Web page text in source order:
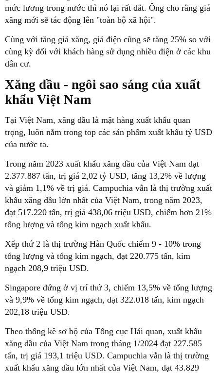
mức lương trong nước thì nó lại rất đắt. Ông cho rằng giá
xăng mới sẽ tác động lên "toàn bộ xã hội".
Cùng với tăng giá xăng, giá điện cũng sẽ tăng 25% so với
cùng kỳ đối với khách hàng sử dụng nhiều điện ở các khu
dân cư.
Xăng dầu - ngôi sao sáng của xuất
khẩu Việt Nam
Tại Việt Nam, xăng dầu là mặt hàng xuất khẩu quan
trọng, luôn nằm trong top các sản phẩm xuất khẩu tỷ USD
của nước ta.
Trong năm 2023 xuất khẩu xăng dầu của Việt Nam đạt
2.377.887 tấn, trị giá 2,02 tỷ USD, tăng 13,2% về lượng
và giảm 1,1% về trị giá. Campuchia vẫn là thị trường xuất
khẩu xăng dầu lớn nhất của Việt Nam, trong năm 2023,
đạt 517.220 tấn, trị giá 438,06 triệu USD, chiếm hơn 21%
tổng lượng và tổng kim ngạch xuất khẩu.
Xếp thứ 2 là thị trường Hàn Quốc chiếm 9 - 10% trong
tổng lượng và tổng kim ngạch, đạt 220.775 tấn, kim
ngạch 208,9 triệu USD.
Singapore đứng ở vị trí thứ 3, chiếm 13,5% về tổng lượng
và 9,9% về tổng kim ngạch, đạt 322.018 tấn, kim ngạch
202,18 triệu USD.
Theo thống kê sơ bộ của Tổng cục Hải quan, xuất khẩu
xăng dầu của Việt Nam trong tháng 1/2024 đạt 227.585
tấn, trị giá 193,1 triệu USD. Campuchia vẫn là thị trường
xuất khẩu xăng dầu lớn nhất của Việt Nam, đạt 43.829